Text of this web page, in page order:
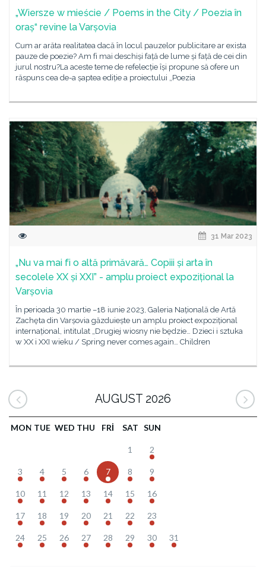
„Wiersze w mieście / Poems in the City / Poezia în
oraș“ revine la Varșovia
Cum ar arăta realitatea dacă în locul pauzelor publicitare ar exista
pauze de poezie? Am fi mai deschiși față de lume și față de cei din
jurul nostru?La aceste teme de refelecție își propune să ofere un
răspuns cea de-a șaptea ediție a proiectului „Poezia
31 Mar 2023
„Nu va mai fi o altă primăvară… Copiii și arta în
secolele XX și XXI” - amplu proiect expozițional la
Varșovia
În perioada 30 martie –18 iunie 2023, Galeria Națională de Artă
Zachęta din Varșovia găzduiește un amplu proiect expozițional
internațional, intitulat „Drugiej wiosny nie będzie… Dzieci i sztuka
w XX i XXI wieku / Spring never comes again… Children
AUGUST 2026
MON TUE WED THU FRI SAT SUN
1 2
3 4 5 6 7 8 9
10 11 12 13 14 15 16
17 18 19 20 21 22 23
24 25 26 27 28 29 30 31